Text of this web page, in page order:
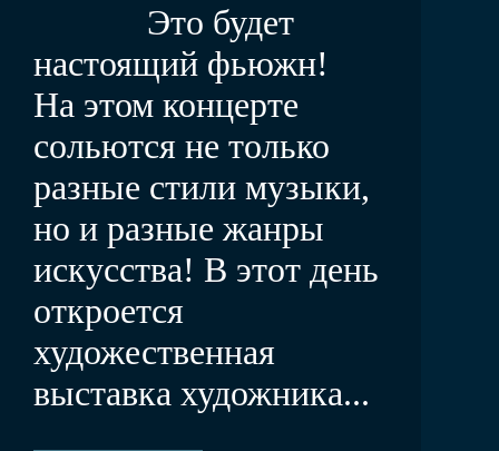
Это будет
настоящий фьюжн!
На этом концерте
сольются не только
разные стили музыки,
но и разные жанры
искусства! В этот день
откроется
художественная
выставка художника...